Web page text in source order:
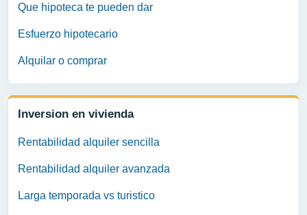
Que hipoteca te pueden dar
Esfuerzo hipotecario
Alquilar o comprar
Inversion en vivienda
Rentabilidad alquiler sencilla
Rentabilidad alquiler avanzada
Larga temporada vs turistico